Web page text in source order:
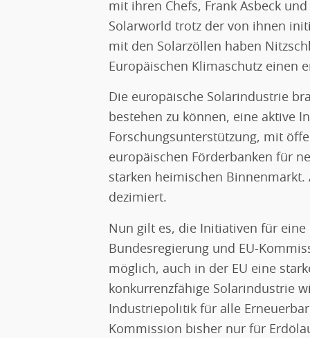
mit ihren Chefs, Frank Asbeck
Solarworld trotz der von ihnen
mit den Solarzöllen haben
Europäischen Klimaschutz einen
Die europäische Solarindustrie
bestehen zu können, eine aktive
Forschungsunterstützung, mit
europäischen Förderbanken für
starken heimischen Binnenmarkt.
dezimiert.
Nun gilt es, die Initiativen für
Bundesregierung und EU-
möglich, auch in der EU eine
konkurrenzfähige Solarindustrie
Industriepolitik für alle
Kommission bisher nur für